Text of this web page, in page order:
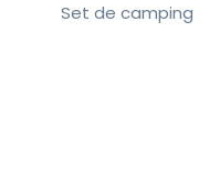
Set de camping